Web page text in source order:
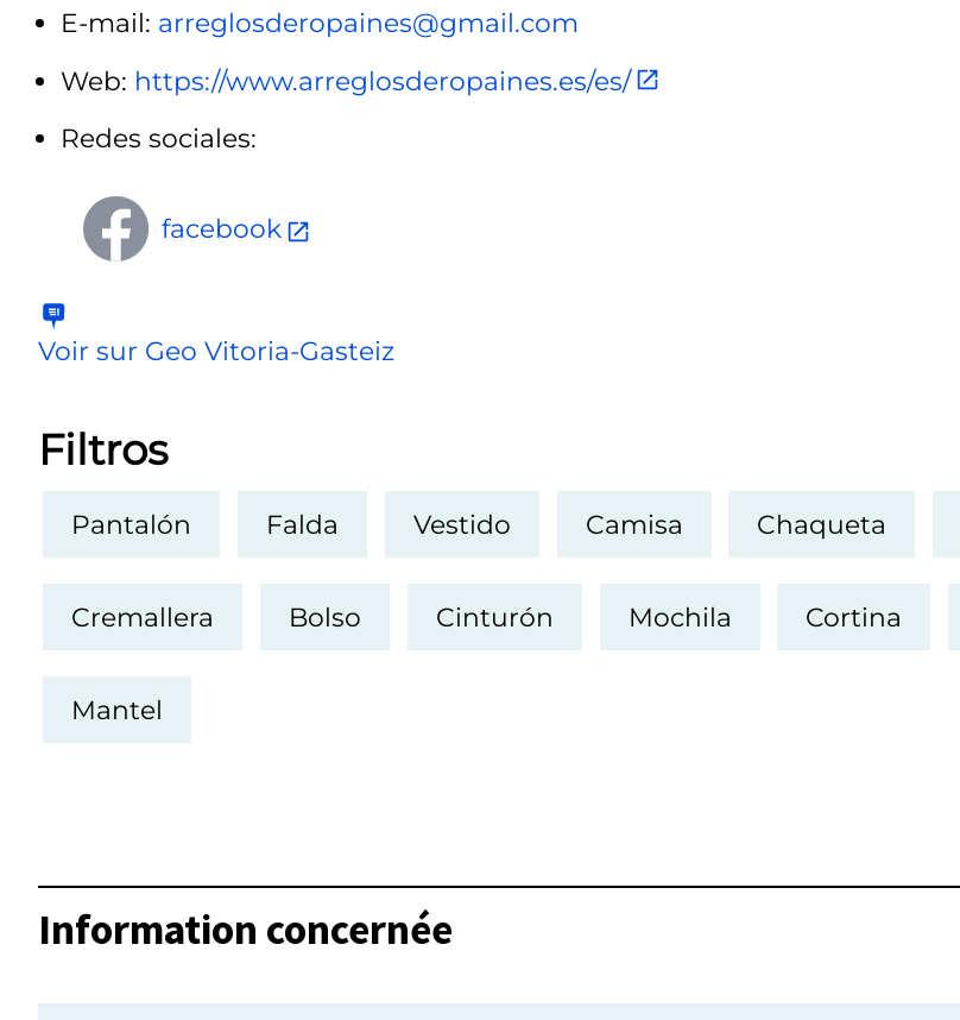
E-mail: arreglosderopaines@gmail.com
Web: https://www.arreglosderopaines.es/es/
Redes sociales:
facebook
Voir sur Geo Vitoria-Gasteiz
Filtros
Pantalón Falda Vestido Camisa Chaqueta
Cremallera Bolso Cinturón Mochila Cortina
Mantel
Information concernée